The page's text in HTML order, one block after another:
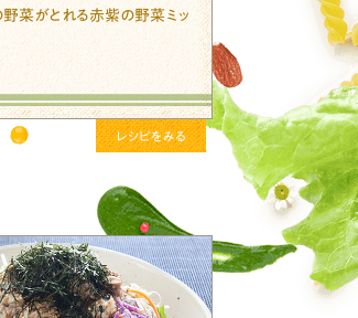
野菜がとれる赤紫の野菜ミッ
レシピをみる